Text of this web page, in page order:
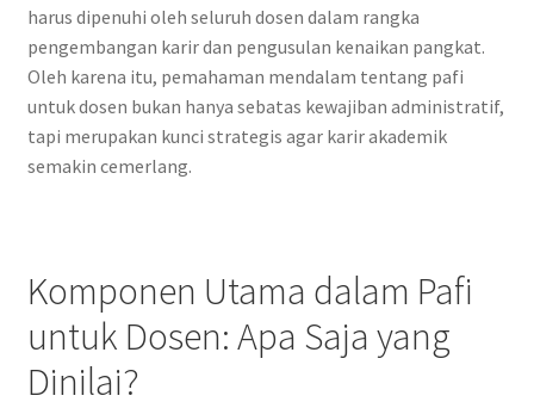
harus dipenuhi oleh seluruh dosen dalam rangka
pengembangan karir dan pengusulan kenaikan pangkat.
Oleh karena itu, pemahaman mendalam tentang pafi
untuk dosen bukan hanya sebatas kewajiban administratif,
tapi merupakan kunci strategis agar karir akademik
semakin cemerlang.
Komponen Utama dalam Pafi
untuk Dosen: Apa Saja yang
Dinilai?